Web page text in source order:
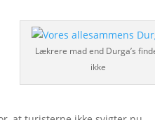
Lækrere mad end Durga’s
ikke